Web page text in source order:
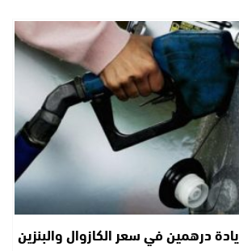
درهمين في سعر الكازوال والبنزين